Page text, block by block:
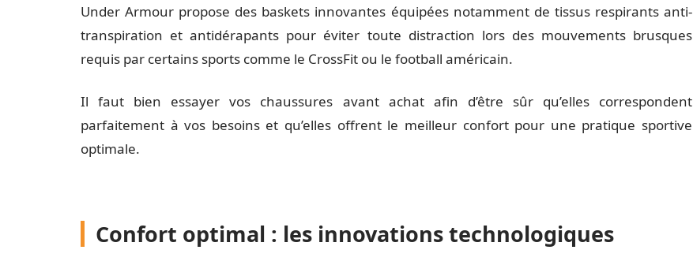
Under Armour propose des baskets innovantes équipées notamment de tissus respirants anti-
transpiration et antidérapants pour éviter toute distraction lors des mouvements brusques
requis par certains sports comme le CrossFit ou le football américain.
Il faut bien essayer vos chaussures avant achat afin d’être sûr qu’elles correspondent
parfaitement à vos besoins et qu’elles offrent le meilleur confort pour une pratique sportive
optimale.
Confort optimal : les innovations technologiques